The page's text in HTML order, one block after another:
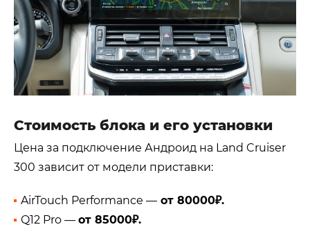
Стоимость блока и его установки
Цена за подключение Андроид на Land Cruiser
300 зависит от модели приставки:
AirTouch Performance — от 80000₽.
Q12 Pro — от 85000₽.